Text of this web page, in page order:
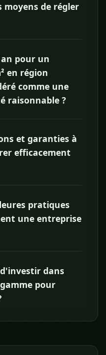
moyens de régler
an pour un
en région
comme une
raisonnable ?
et garanties à
efficacement
pratiques
une entreprise
dans
pour